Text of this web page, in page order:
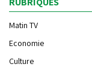
Matin TV
Economie
Culture